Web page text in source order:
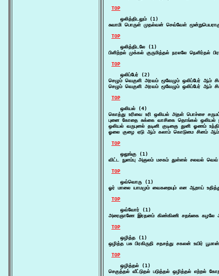
TOP
    ஒலித்திடலும் (1)
சுவாமி பொருள் முதல்வன் செவ்வேள்
TOP
    ஒலித்திடலே (1)
பிளிற்றல் முக்கல் குருமித்தல் நரலலே நெளிர்தல்
TOP
    ஒலிப்பேர் (2)
செழும் வெகுளி அரவம் மூவேழும் ஒலிப்பேர் ஆம்
செழும் வெகுளி அரவம் மூவேழும் ஒலிப்பேர் ஆம்
TOP
    ஒலியல் (4)
கொத்து உரிவை உரி ஒலியல் அதள் பொச்சை
புனை கோதை சுக்கை வாசிகை தொங்கல் ஒலியல்
ஒலியல் வருபுனல் தடினி குடிஞை துனி ஓணம்
ஓலை குழை ஏடு ஆம் கலாம் கொடுமை சினம்
TOP
    ஒலுங்கு (1)
விட்ட நுளம்பு அஞலம் மசகம் துள்ளல் சலவல்
TOP
    ஒவ்வொரு (1)
ஓர் மாலை யாமமும் வைகறையும் என ஆறாய்
TOP
    ஒவ்வோர் (1)
அரைஞாணே இரதனம் கிண்கிணி சதங்கை
TOP
    ஒழித்த (1)
ஒழித்த பசு பிரகிருதி சதசத்து சகலன் உயிர்
TOP
    ஒழித்தல் (1)
செகுத்தல் வீட்டுதல் படுத்தல் ஒழித்தல் எற்றல்